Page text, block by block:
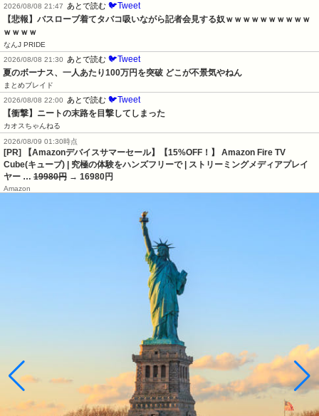
2026/08/08 21:47
あとで読む 🐦Tweet
【悲報】バスローブ着てタバコ吸いながら記者会見する奴ｗｗｗｗｗｗｗｗｗｗ
ｗｗｗｗ
なんJ PRIDE
2026/08/08 21:30
あとで読む 🐦Tweet
夏のボーナス、一人あたり100万円を突破 どこが不景気やねん
まとめブレイド
2026/08/08 22:00
あとで読む 🐦Tweet
【衝撃】ニートの末路を目撃してしまった
カオスちゃんねる
2026/08/09 01:30時点
[PR] 【Amazonデバイスサマーセール】【15%OFF！】 Amazon Fire TV
Cube(キューブ) | 究極の体験をハンズフリーで | ストリーミングメディアプレイ
ヤー … 19980円 → 16980円
Amazon